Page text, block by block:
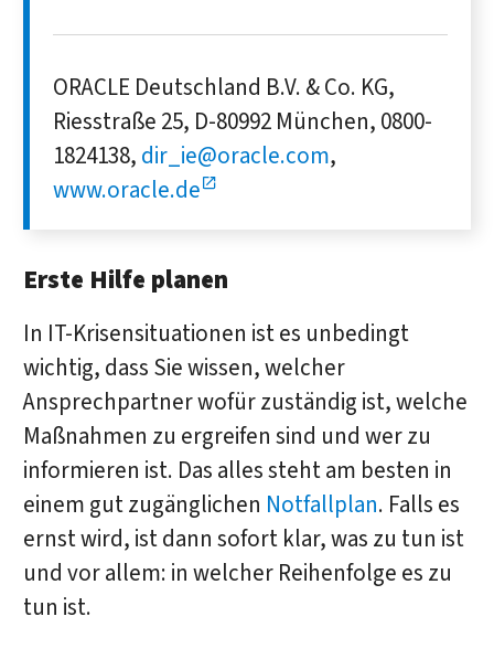
ORACLE Deutschland B.V. & Co. KG,
Riesstraße 25, D-80992 München, 0800-
1824138, dir_ie@oracle.com,
www.oracle.de
Erste Hilfe planen
In IT-Krisensituationen ist es unbedingt
wichtig, dass Sie wissen, welcher
Ansprechpartner wofür zuständig ist, welche
Maßnahmen zu ergreifen sind und wer zu
informieren ist. Das alles steht am besten in
einem gut zugänglichen Notfallplan. Falls es
ernst wird, ist dann sofort klar, was zu tun ist
und vor allem: in welcher Reihenfolge es zu
tun ist.